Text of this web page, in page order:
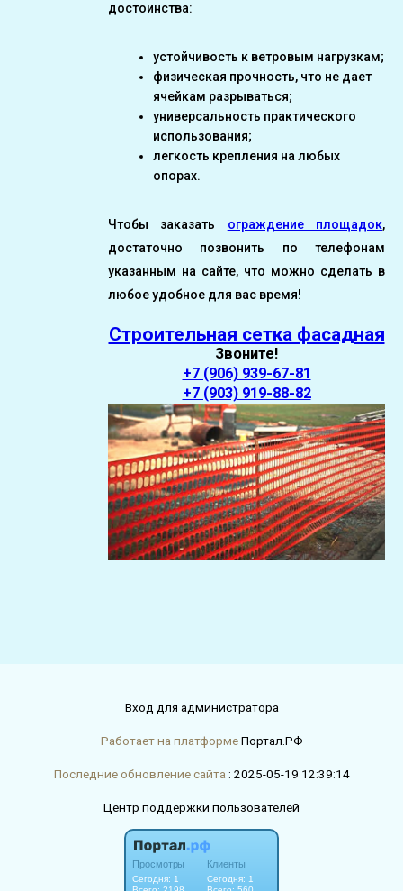
достоинства:
устойчивость к ветровым нагрузкам;
физическая прочность, что не дает
ячейкам разрываться;
универсальность практического
использования;
легкость крепления на любых
опорах.
Чтобы заказать ограждение площадок,
достаточно позвонить по телефонам
указанным на сайте, что можно сделать в
любое удобное для вас время!
Строительная сетка фасадная
Звоните!
+7 (906) 939-67-81
+7 (903) 919-88-82
Вход для администратора
Работает на платформеПортал.РФ
Последние обновление сайта : 2025-05-19 12:39:14
Центр поддержки пользователей